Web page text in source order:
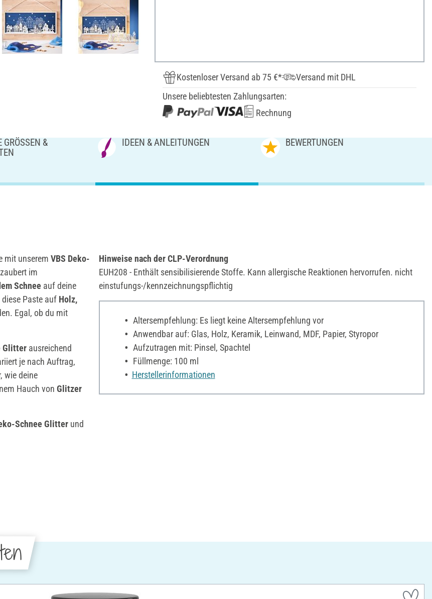
Kostenloser Versand ab 75 €*
Versand mit DHL
Unsere beliebtesten Zahlungsarten:
Rechnung
& V
IDEEN & ANLEITUNGEN BEWERTUNGEN
mit unserem VBS Deko-
zaubert im
Schnee auf deine
Paste auf Holz,
Egal, ob du mit
Glitter ausreichend
je nach Auftrag,
wie deine
Hauch von Glitzer
Schnee Glitter und
Hinweise nach der CLP-Verordnung
EUH208 - Enthält sensibilisierende Stoffe. Kann allergische Reaktionen hervorrufen. nicht
einstufungs-/kennzeichnungspflichtig
Altersempfehlung: Es liegt keine Altersempfehlung vor
Anwendbar auf: Glas, Holz, Keramik, Leinwand, MDF, Papier, Styropor
Aufzutragen mit: Pinsel, Spachtel
Füllmenge: 100 ml
Herstellerinformationen